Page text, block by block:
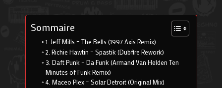
Sommaire
1. Jeff Mills – The Bells (1997 Axis Remix)
2. Richie Hawtin – Spastik (Dubfire Rework)
3. Daft Punk – Da Funk (Armand Van Helden Ten
Minutes of Funk Remix)
4. Maceo Plex – Solar Detroit (Original Mix)